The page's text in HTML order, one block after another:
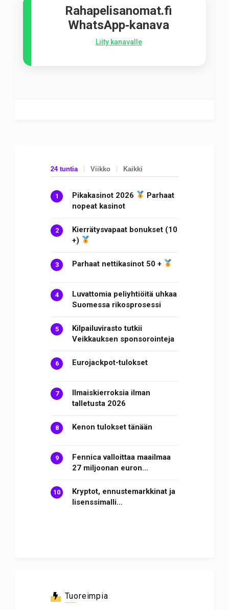
Rahapelisanomat.fi
WhatsApp‑kanava
Liity kanavalle
24 tuntia Viikko Kaikki
Pikakasinot 2026
Parhaat
nopeat kasinot
Kierrätysvapaat bonukset (10
+)
Parhaat nettikasinot 50 +
Luvattomia peliyhtiöitä uhkaa
Suomessa rikosprosessi
Kilpailuvirasto tutkii
Veikkauksen sponsorointeja
Eurojackpot-tulokset
Ilmaiskierroksia ilman
talletusta 2026
Kenon tulokset tänään
Fennica valloittaa maailmaa
27 miljoonan euron…
Kryptot, ennustemarkkinat ja
lisenssimalli…
Tuoreimpia